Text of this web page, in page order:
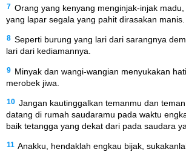
7 Orang yang kenyang menginjak-injak
yang lapar segala yang pahit dirasakan manis.
8 Seperti burung yang lari dari sarangnya
lari dari kediamannya.
9 Minyak dan wangi-wangian menyukakan
merobek jiwa.
10 Jangan kautinggalkan temanmu dan
datang di rumah saudaramu pada waktu
baik tetangga yang dekat dari pada saudara
11 Anakku, hendaklah engkau bijak,